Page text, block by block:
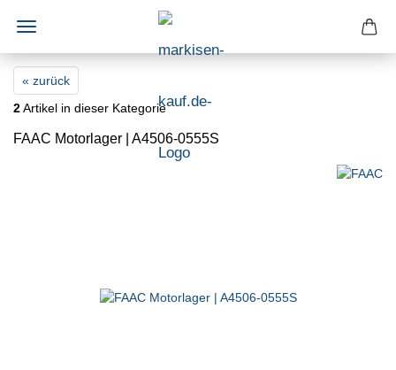
« zurück
2Artikel in dieser Kategorie
FAAC Motorlager | A4506-0555S